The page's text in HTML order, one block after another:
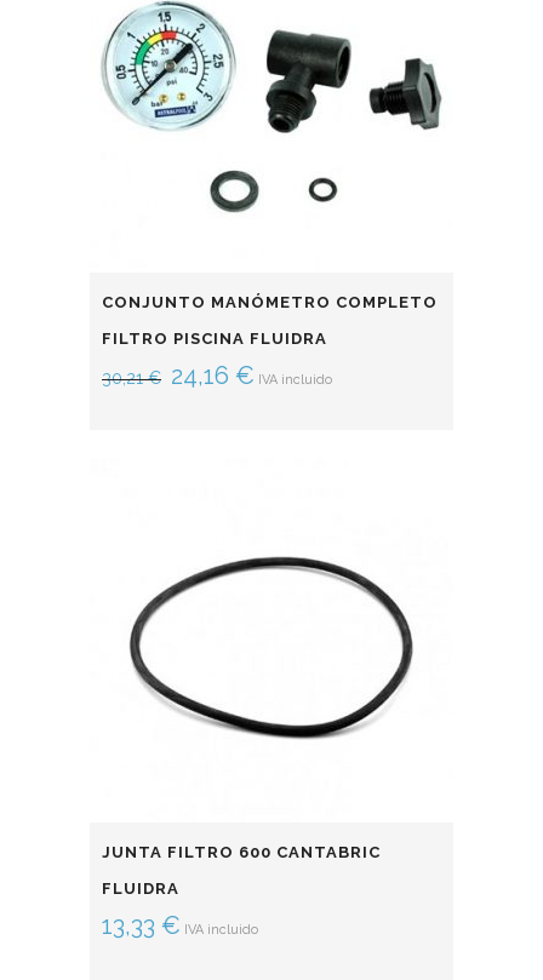
CONJUNTO MANÓMETRO COMPLETO
FILTRO PISCINA FLUIDRA
30,21€ 24,16 € IVA incluido
JUNTA FILTRO 600 CANTABRIC
FLUIDRA
13,33 € IVA incluido